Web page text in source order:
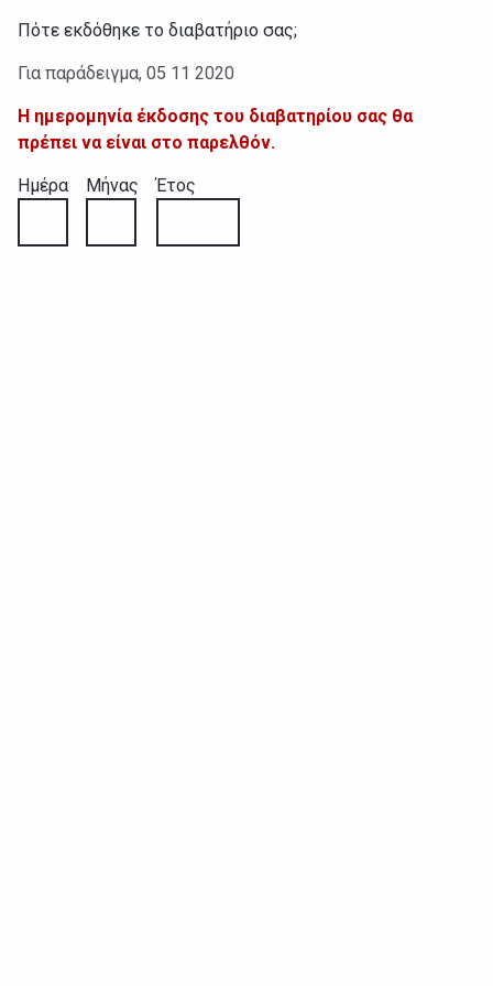
Πότε εκδόθηκε το διαβατήριο σας;
Για παράδειγμα, 05 11 2020
Λάθος:
Η ημερομηνία έκδοσης του διαβατηρίου σας θα
πρέπει να είναι στο παρελθόν.
Ημέρα Μήνας Έτος